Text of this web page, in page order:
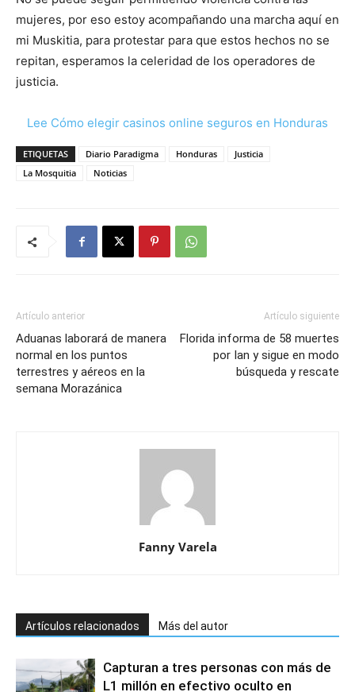
mujeres, por eso estoy acompañando una marcha aquí en
mi Muskitia, para protestar para que estos hechos no se
repitan, esperamos la celeridad de los operadores de
justicia.
Lee Cómo elegir casinos online seguros en Honduras
ETIQUETAS Diario Paradigma Honduras
Justicia
La Mosquitia
Noticias
Artículo anterior
Aduanas laborará de manera
normal en los puntos
terrestres y aéreos en la
semana Morazánica
Artículo siguiente
Florida informa de 58 muertes
por Ian y sigue en modo
búsqueda y rescate
Fanny Varela
Artículos relacionados Más del autor
Capturan a tres personas con más de
L1 millón en efectivo oculto en